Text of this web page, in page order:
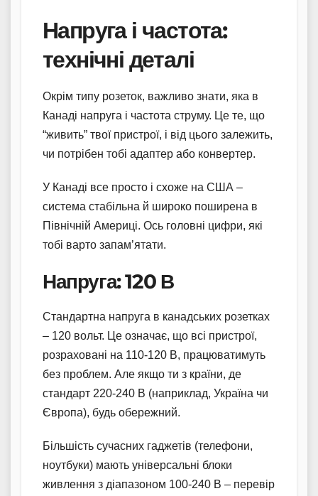
Напруга і частота:
технічні деталі
Окрім типу розеток, важливо знати, яка в
Канаді напруга і частота струму. Це те, що
“живить” твої пристрої, і від цього залежить,
чи потрібен тобі адаптер або конвертер.
У Канаді все просто і схоже на США –
система стабільна й широко поширена в
Північній Америці. Ось головні цифри, які
тобі варто запам’ятати.
Напруга: 120 В
Стандартна напруга в канадських розетках
– 120 вольт. Це означає, що всі пристрої,
розраховані на 110-120 В, працюватимуть
без проблем. Але якщо ти з країни, де
стандарт 220-240 В (наприклад, Україна чи
Європа), будь обережний.
Більшість сучасних гаджетів (телефони,
ноутбуки) мають універсальні блоки
живлення з діапазоном 100-240 В – перевір